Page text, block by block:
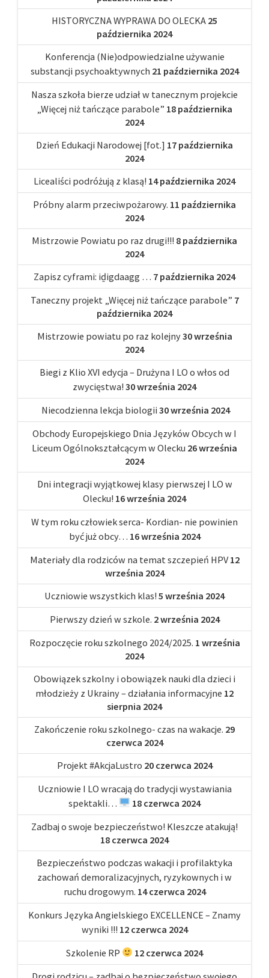
HISTORYCZNA WYPRAWA DO OLECKA 25
października 2024
Konferencja (Nie)odpowiedzialne używanie
substancji psychoaktywnych 21 października 2024
Nasza szkoła bierze udział w tanecznym projekcie
„Więcej niż tańczące parabole” 18 października
2024
Dzień Edukacji Narodowej [fot.] 17 października
2024
Licealiści podróżują z klasą! 14 października 2024
Próbny alarm przeciwpożarowy. 11 października
2024
Mistrzowie Powiatu po raz drugi!!! 8 października
2024
Zapisz cyframi: iḏigdaagg … 7 października 2024
Taneczny projekt „Więcej niż tańczące parabole” 7
października 2024
Mistrzowie powiatu po raz kolejny30 września
2024
Biegi z Klio XVI edycja – Drużyna I LO o włos od
zwycięstwa! 30 września 2024
Niecodzienna lekcja biologii 30 września 2024
Obchody Europejskiego Dnia Języków Obcych w I
Liceum Ogólnokształcącym w Olecku 26 września
2024
Dni integracji wyjątkowej klasy pierwszej I LO w
Olecku! 16 września 2024
W tym roku człowiek serca- Kordian- nie powinien
być już obcy… 16 września 2024
Materiały dla rodziców na temat szczepień HPV 12
września 2024
Uczniowie wszystkich klas! 5 września 2024
Pierwszy dzień w szkole. 2 września 2024
Rozpoczęcie roku szkolnego 2024/2025. 1 września
2024
Obowiązek szkolny i obowiązek nauki dla dzieci i
młodzieży z Ukrainy – działania informacyjne 12
sierpnia 2024
Zakończenie roku szkolnego- czas na wakacje. 29
czerwca 2024
Projekt #AkcjaLustro 20 czerwca 2024
Uczniowie I LO wracają do tradycji wystawiania
spektakli…
18 czerwca 2024
Zadbaj o swoje bezpieczeństwo! Kleszcze atakują!
18 czerwca 2024
Bezpieczeństwo podczas wakacji i profilaktyka
zachowań demoralizacyjnych, ryzykownych i w
ruchu drogowym. 14 czerwca 2024
Konkurs Języka Angielskiego EXCELLENCE – Znamy
wyniki !!! 12 czerwca 2024
Szkolenie RP
12 czerwca 2024